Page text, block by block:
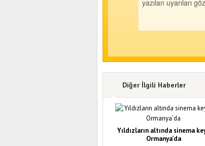
Diğer İlgili Haberler
Yıldızların altında sinema
Ormanya’da